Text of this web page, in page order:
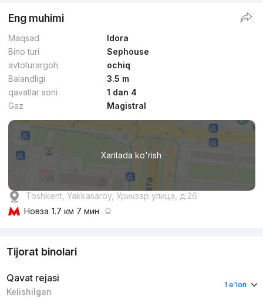
Eng muhimi
Maqsad
Idora
Bino turi
Sephouse
avtoturargoh
ochiq
Balandligi
3.5 m
qavatlar soni
1 dan 4
Gaz
Magistral
Xaritada ko'rish
Toshkent, Yakkasaroy, Урикзар улица, д.26
Новза 1.7 км 7 мин
Tijorat binolari
Qavat rejasi
Kelishilgan
1 e'lon